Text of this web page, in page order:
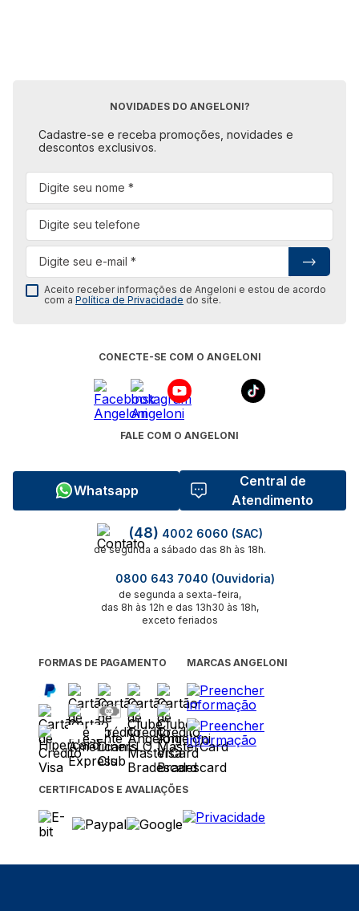
NOVIDADES DO ANGELONI?
Cadastre-se e receba promoções, novidades e
descontos exclusivos.
Aceito receber informações de Angeloni e estou de acordo
com aPolítica de Privacidade do site.
CONECTE-SE COM O ANGELONI
FALE COM O ANGELONI
Whatsapp
Central de
Atendimento
(48) 4002 6060 (SAC)
de segunda a sábado das 8h às 18h.
0800 643 7040 (Ouvidoria)
de segunda a sexta-feira,
das 8h às 12h e das 13h30 às 18h,
exceto feriados
FORMAS DE PAGAMENTO MARCAS ANGELONI
CERTIFICADOS E AVALIAÇÕES